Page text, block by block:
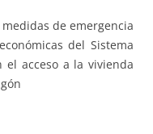
medidas de emergencia
del Sistema
el acceso a la vivienda